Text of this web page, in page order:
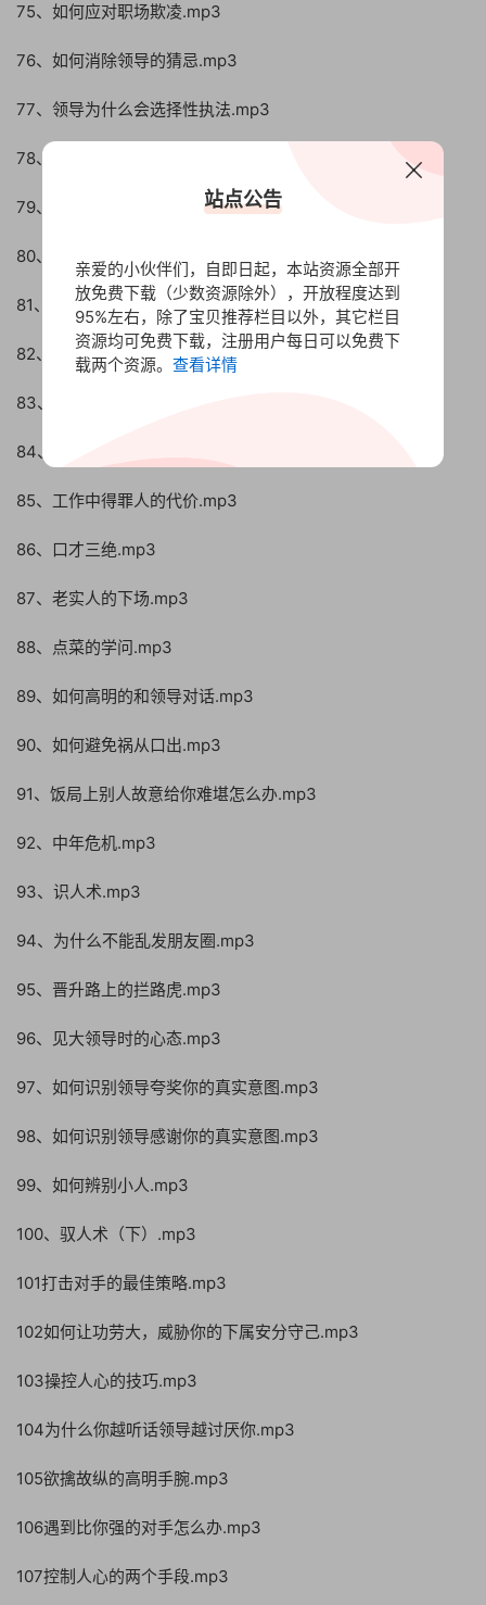
75、如何应对职场欺凌.mp3
76、如何消除领导的猜忌.mp3
77、领导为什么会选择性执法.mp3
78、如何对付小人.mp3
79、送礼禁忌案例.mp3
80、领导的五大忌讳.mp3
81、情商.mp3
82、哪些饭局别参加.mp3
83、为什么庸人能当领导.mp3
84、和领导说话的艺术.mp3
85、工作中得罪人的代价.mp3
86、口才三绝.mp3
87、老实人的下场.mp3
88、点菜的学问.mp3
89、如何高明的和领导对话.mp3
90、如何避免祸从口出.mp3
91、饭局上别人故意给你难堪怎么办.mp3
92、中年危机.mp3
93、识人术.mp3
94、为什么不能乱发朋友圈.mp3
95、晋升路上的拦路虎.mp3
96、见大领导时的心态.mp3
97、如何识别领导夸奖你的真实意图.mp3
98、如何识别领导感谢你的真实意图.mp3
99、如何辨别小人.mp3
100、驭人术（下）.mp3
101打击对手的最佳策略.mp3
102如何让功劳大，威胁你的下属安分守己.mp3
103操控人心的技巧.mp3
104为什么你越听话领导越讨厌你.mp3
105欲擒故纵的高明手腕.mp3
106遇到比你强的对手怎么办.mp3
107控制人心的两个手段.mp3
站点公告
亲爱的小伙伴们，自即日起，本站资源全部开
放免费下载（少数资源除外），开放程度达到
95%左右，除了宝贝推荐栏目以外，其它栏目
资源均可免费下载，注册用户每日可以免费下
载两个资源。 查看详情